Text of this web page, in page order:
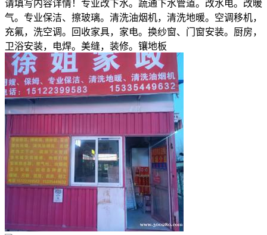
请填写内容详情！专业改下水。蔬通下水管道。改水电。改暖
气。专业保洁、擦玻璃。清洗油烟机，清洗地暖。空调移机，
充氟，洗空调。回收家具，家电。换纱窗、门窗安装。厨房，
卫浴安装，电焊。美缝，装修。镶地板